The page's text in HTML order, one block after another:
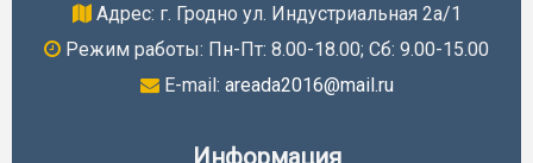
Адрес: г. Гродно ул. Индустриальная 2а/1
Режим работы: Пн-Пт: 8.00-18.00; Cб: 9.00-15.00
E-mail: areada2016@mail.ru
Информация